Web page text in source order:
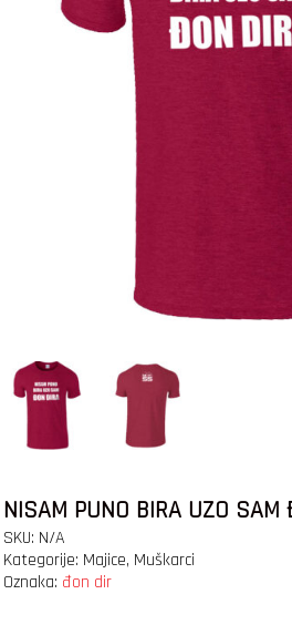
NISAM PUNO BIRA UZO SAM
SKU: N/A
Kategorije: Majice, Muškarci
Oznaka: đon dir